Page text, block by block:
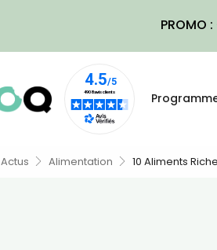
PROMO
Actus Alimentation 10 Aliments